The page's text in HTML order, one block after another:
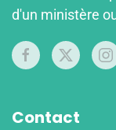
d'un ministère
Contact